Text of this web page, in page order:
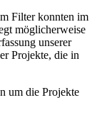
Filter konnten im
möglicherweise
unserer
Projekte, die in
um die Projekte